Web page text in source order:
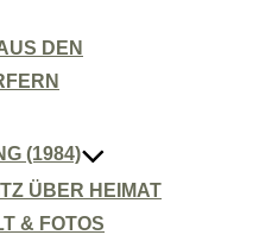
DEN
(1984)
ÜBER HEIMAT
& FOTOS